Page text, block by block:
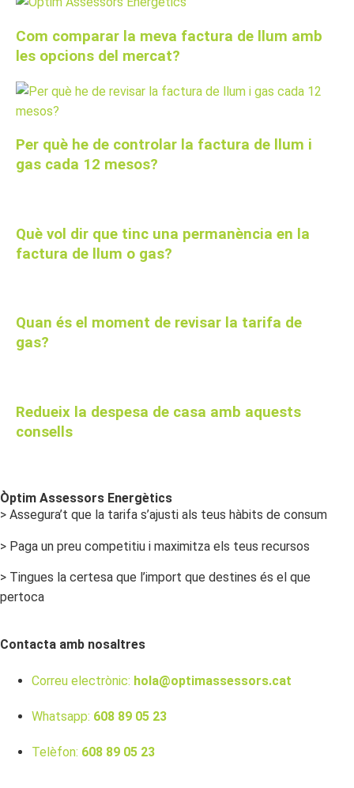
Com comparar la meva factura de llum amb
les opcions del mercat?
Per què he de controlar la factura de llum i
gas cada 12 mesos?
Què vol dir que tinc una permanència en la
factura de llum o gas?
Quan és el moment de revisar la tarifa de
gas?
Redueix la despesa de casa amb aquests
consells
Òptim Assessors Energètics
> Assegura’t que la tarifa s’ajusti als teus hàbits de consum
> Paga un preu competitiu i maximitza els teus recursos
> Tingues la certesa que l’import que destines és el que
pertoca
Contacta amb nosaltres
Correu electrònic: hola@optimassessors.cat
Whatsapp: 608 89 05 23
Telèfon: 608 89 05 23